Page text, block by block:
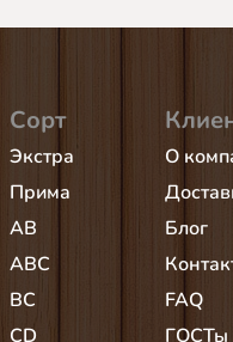
Сорт
Экстра
Прима
AB
АВС
BC
CD
О
Блог
FAQ
ГОСТы